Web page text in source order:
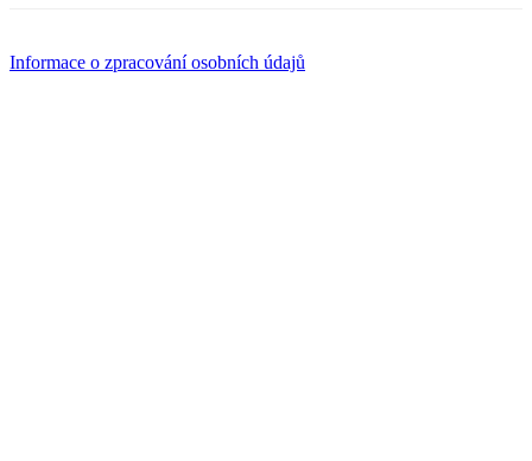
Informace o zpracování osobních údajů